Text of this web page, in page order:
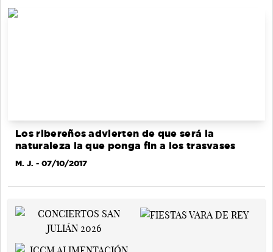
Los ribereños advierten de que será la
naturaleza la que ponga fin a los trasvases
M. J. - 07/10/2017